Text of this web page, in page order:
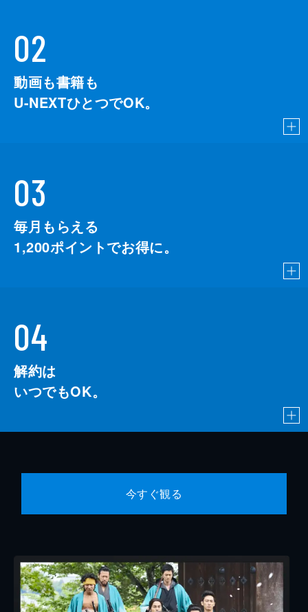
02
動画も書籍も
U-NEXTひとつでOK。
03
毎月もらえる
1,200ポイントでお得に。
04
解約は
いつでもOK。
今すぐ観る